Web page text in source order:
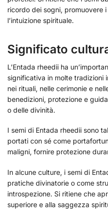
ricordo dei sogni, promuovere
l’intuizione spirituale.
Significato
L’Entada rheedii ha
significativa in molte tradizioni
nei rituali, nelle cerimonie e
benedizioni, protezione e
o delle divinità.
I semi di Entada rheedii sono
portati con sé come
maligni, fornire protezione
In alcune culture, i semi di
pratiche divinatorie o come
introspezione. Si ritiene che
superiore e alla saggezza